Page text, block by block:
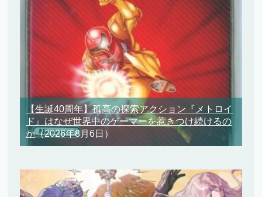
【生誕40周年】孤高の探索アクション『メトロイ
ド』はなぜ世界中のゲーマーを惹きつけ続けるの
か（2026年8月6日）